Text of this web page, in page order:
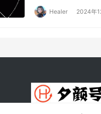
她不仅是舞台上的
也是充满了挑战、
Healer 2024年